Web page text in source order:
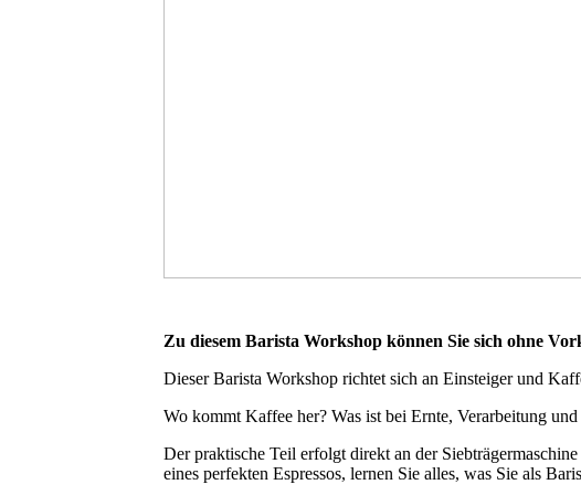
Zu diesem Barista Workshop können Sie sich ohne
Dieser Barista Workshop richtet sich an Einsteiger und
Wo kommt Kaffee her? Was ist bei Ernte, Verarbeitung
Der praktische Teil erfolgt direkt an der
eines perfekten Espressos, lernen Sie alles, was Sie als